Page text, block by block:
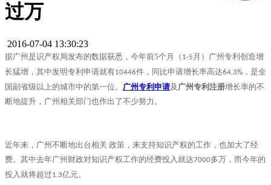
过万
2016-07-04 13:30:23
据广州是识产权局发布的数据获悉，今年前5个月（ 1-5 月）广州专利创造增
长猛增，其中发明专利申请就有10446件，同比申请增长率高达64.3% ，是全
国副省级以上的城市中的第一位。 广州专利申请及 广州专利注册增长率的不
断地提升，广州相关部门也作出了不少努力。
近年来，广州不断地出台相关 政策，来支持知识产权的工作，也加大了经
费。其中去年广州财政对知识产权工作的经费投入就达7000多万，而今年的
投入就将超过1.3亿元。